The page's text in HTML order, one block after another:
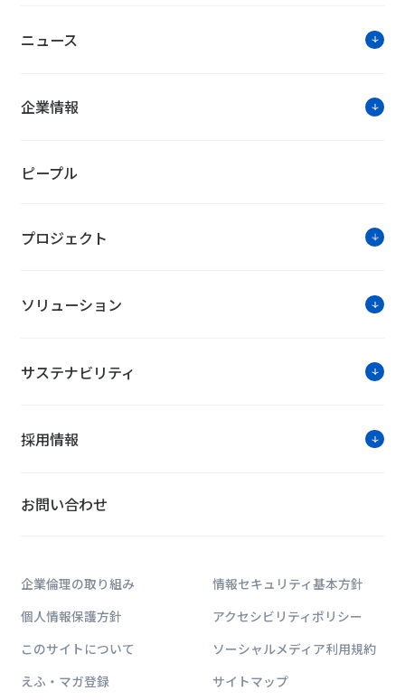
ニュース
企業情報
ピープル
プロジェクト
ソリューション
サステナビリティ
採用情報
お問い合わせ
企業倫理の取り組み
情報セキュリティ基本方針
個人情報保護方針
アクセシビリティポリシー
このサイトについて
ソーシャルメディア利用規約
えふ・マガ登録
サイトマップ